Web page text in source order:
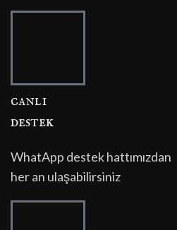
canli
destek
WhatApp destek hattımızdan
her an ulaşabilirsiniz